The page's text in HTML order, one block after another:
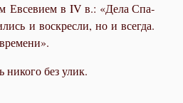
Ев­се­ви­ем в IV в.: «Де­ла Спа­
и вос­крес­ли, но и все­гда.
без улик.